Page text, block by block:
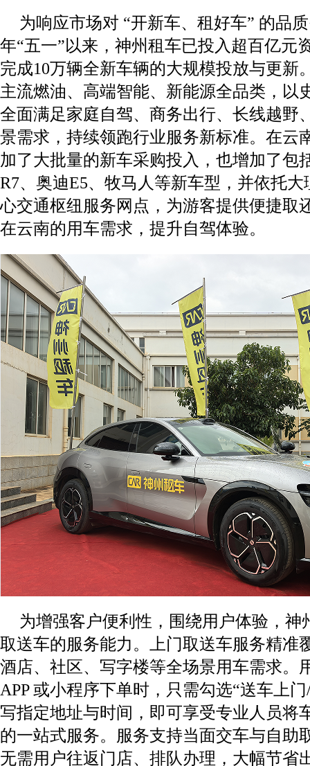
为响应市场对 “开新车、租好车” 的品
年“五一”以来，神州租车已投入超百亿元
完成10万辆全新车辆的大规模投放与更新
主流燃油、高端智能、新能源全品类，以
全面满足家庭自驾、商务出行、长线越野
景需求，持续领跑行业服务新标准。在云
加了大批量的新车采购投入，也增加了包
R7、奥迪E5、牧马人等新车型，并依托
心交通枢纽服务网点，为游客提供便捷取
在云南的用车需求，提升自驾体验。
为增强客户便利性，围绕用户体验，神
取送车的服务能力。上门取送车服务精准
酒店、社区、写字楼等全场景用车需求。
APP 或小程序下单时，只需勾选“送车上
写指定地址与时间，即可享受专业人员将
的一站式服务。服务支持当面交车与自助
无需用户往返门店、排队办理，大幅节省